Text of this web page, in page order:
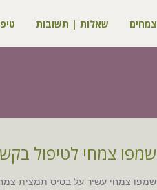
צמחים שאלות | תשובות
שמפו צמחי לטיפול
שמפו צמחי עשיר על בסיס תמצית צמח